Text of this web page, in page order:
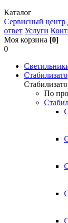
Каталог
Сервисный центр
ответ Услуги
Моя корзина [0]
0
По